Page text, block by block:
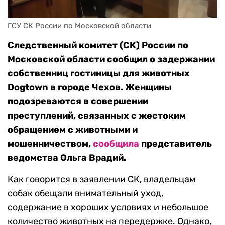
ГСУ СК России по Московской области
Следственный комитет (СК) России по
Московской области сообщил о задержании
собственниц гостиницы для животных
Dogtown в городе Чехов. Женщины
подозреваются в совершении
преступлений, связанных с жестоким
обращением с животными и
мошенничеством,сообщила представитель
ведомства Ольга Врадий.
Как говорится в заявлении СК, владельцам
собак обещали внимательный уход,
содержание в хороших условиях и небольшое
количество животных на передержке. Однако,